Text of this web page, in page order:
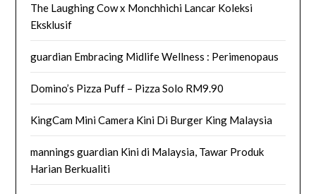
The Laughing Cow x Monchhichi Lancar Koleksi
Eksklusif
guardian Embracing Midlife Wellness : Perimenopaus
Domino’s Pizza Puff – Pizza Solo RM9.90
KingCam Mini Camera Kini Di Burger King Malaysia
mannings guardian Kini di Malaysia, Tawar Produk
Harian Berkualiti